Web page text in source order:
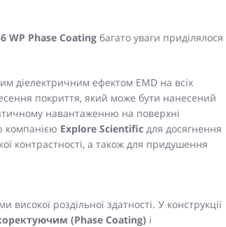
WP Phase Coating багато уваги приділялося
діелектричним ефектом EMD на всіх
покриття, який може бути нанесений
навантаженню на поверхні
компанією Explore Scientific для досягнення
контрастності, а також для придушення
роздільної здатності. У конструкції
(Phase Coating) і